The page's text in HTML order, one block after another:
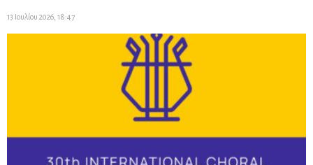
13 Ιουλίου 2026, 18:47